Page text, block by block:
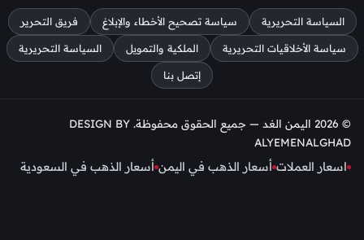
السياسة التحريرية سياسة تصحيح الأخطاء والإبلاغ فريق التحرير
سياسة الأخلاقيات التحريرية الملكية والتمويل السياسة التحريرية
إتصل بنا
© 2026 اليمن الغد — جميع الحقوق محفوظة. DESIGN BY
ALYEMENALGHAD
اسعار العملات أسعار الذهب في اليمن أسعار الذهب في السعودية